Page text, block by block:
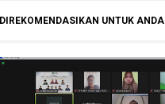
DIREKOMENDASIKAN UNTUK ANDA